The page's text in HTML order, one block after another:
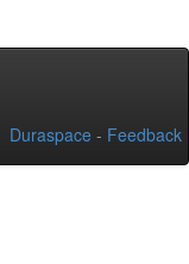
Duraspace - Feedback